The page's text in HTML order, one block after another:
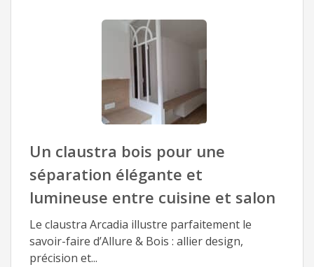
Un claustra bois pour une
séparation élégante et
lumineuse entre cuisine et salon
Le claustra Arcadia illustre parfaitement le
savoir-faire d’Allure & Bois : allier design,
précision et...